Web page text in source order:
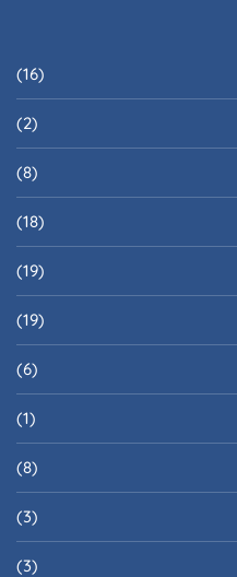
(16)
(2)
(8)
(18)
(19)
(19)
(6)
(1)
(8)
(3)
(3)